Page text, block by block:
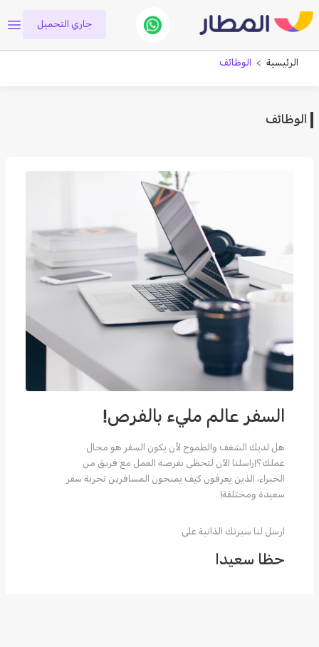
جاري التحميل
الرئيسية الوظائف
الوظائف
السفر عالم مليء بالفرص!
هل لديك الشغف والطموح لأن يكون السفر هو مجال
عملك؟!راسلنا الآن لتحظى بفرصة العمل مع فريق من
الخبراء، الذين يعرفون كيف يمنحون المسافرين تجربة سفر
سعيدة ومختلفة!
ارسل لنا سيرتك الذاتية على
حظا سعيدا